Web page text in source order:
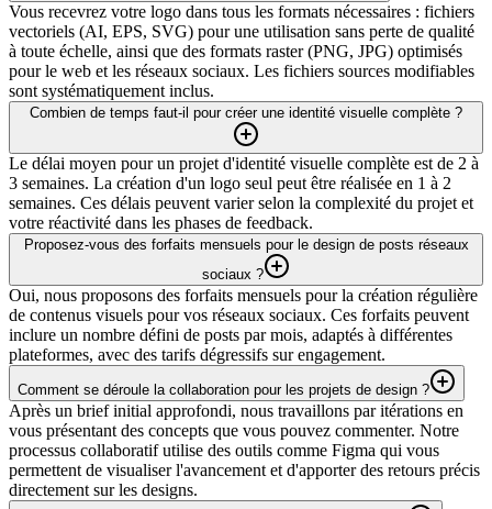
Vous recevrez votre logo dans tous les formats nécessaires : fichiers
vectoriels (AI, EPS, SVG) pour une utilisation sans perte de qualité
à toute échelle, ainsi que des formats raster (PNG, JPG) optimisés
pour le web et les réseaux sociaux. Les fichiers sources modifiables
sont systématiquement inclus.
Combien de temps faut-il pour créer une identité visuelle complète ?
Le délai moyen pour un projet d'identité visuelle complète est de 2 à
3 semaines. La création d'un logo seul peut être réalisée en 1 à 2
semaines. Ces délais peuvent varier selon la complexité du projet et
votre réactivité dans les phases de feedback.
Proposez-vous des forfaits mensuels pour le design de posts réseaux
sociaux ?
Oui, nous proposons des forfaits mensuels pour la création régulière
de contenus visuels pour vos réseaux sociaux. Ces forfaits peuvent
inclure un nombre défini de posts par mois, adaptés à différentes
plateformes, avec des tarifs dégressifs sur engagement.
Comment se déroule la collaboration pour les projets de design ?
Après un brief initial approfondi, nous travaillons par itérations en
vous présentant des concepts que vous pouvez commenter. Notre
processus collaboratif utilise des outils comme Figma qui vous
permettent de visualiser l'avancement et d'apporter des retours précis
directement sur les designs.